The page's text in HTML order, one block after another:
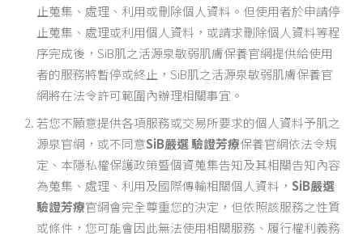
止蒐集、處理、利用或刪除個人資料。但使用者於申請停
止蒐集、處理或利用個人資料，或請求刪除個人資料等程
序完成後，SiB肌之活源泉敏弱肌膚保養官網提供給使用
者的服務將暫停或終止，SiB肌之活源泉敏弱肌膚保養官
網將在法令許可範圍內辦理相關事宜。
若您不願意提供各項服務或交易所要求的個人資料予肌之
源泉官網，或不同意SiB嚴選 驗證芳療保養官網依法令規
定、本隱私權保護政策暨個資蒐集告知及其相關告知內容
為蒐集、處理、利用及國際傳輸相關個人資料， SiB嚴選
驗證芳療官網會完全尊重您的決定，但依照該服務之性質
或條件，您可能會因此無法使用相關服務、履行權利義務